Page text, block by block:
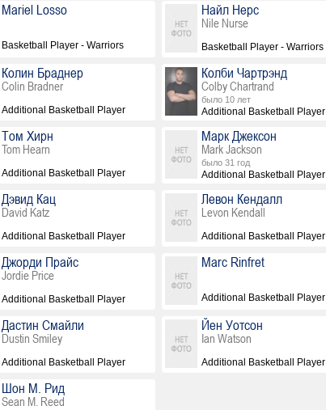
Mariel Losso
Basketball Player - Warriors
Найл Нерс
Nile Nurse
Basketball Player - Warriors
Колин Браднер
Colin Bradner
Additional Basketball Player
Колби Чартрэнд
Colby Chartrand
было 10 лет
Additional Basketball Player
Том Хирн
Tom Hearn
Additional Basketball Player
Марк Джексон
Mark Jackson
было 31 год
Additional Basketball Player
Дэвид Кац
David Katz
Additional Basketball Player
Левон Кендалл
Levon Kendall
Additional Basketball Player
Джорди Прайс
Jordie Price
Additional Basketball Player
Marc Rinfret
Additional Basketball Player
Дастин Смайли
Dustin Smiley
Additional Basketball Player
Йен Уотсон
Ian Watson
Additional Basketball Player
Шон М. Рид
Sean M. Reed